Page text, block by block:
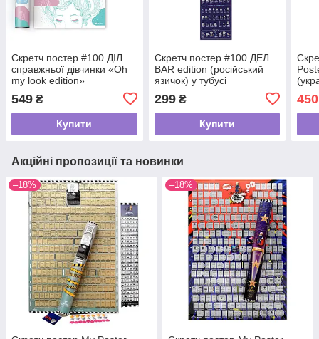
Скретч постер #100 ДІЛ
справжньої дівчинки «Oh
my look edition»
тубусі
549 ₴
Купити
Скретч постер #100 ДЕЛ
BAR edition (російський
язичок) у тубусі
299₴
Купити
450
Акційні пропозиції та новинки
–18% –18%